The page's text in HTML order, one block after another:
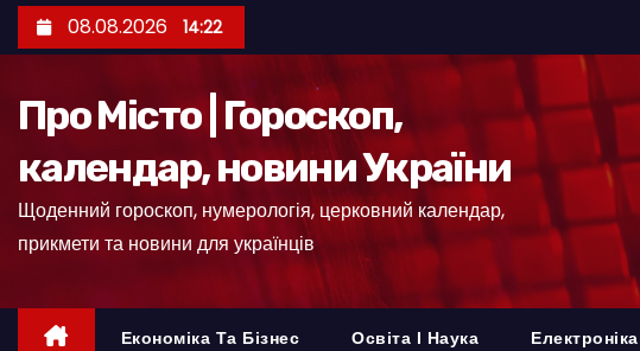
е
к
08.08.2026 14:22
Про Місто | Гороскоп,
календар, новини України
Щоденний гороскоп, нумерологія, церковний календар,
прикмети та новини для українців
Економіка Та Бізнес Освіта І Наука Електроніка